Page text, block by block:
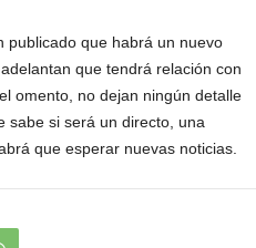
publicado que habrá un nuevo
que tendrá relación con
omento, no dejan ningún detalle
sabe si será un directo, una
que esperar nuevas noticias.